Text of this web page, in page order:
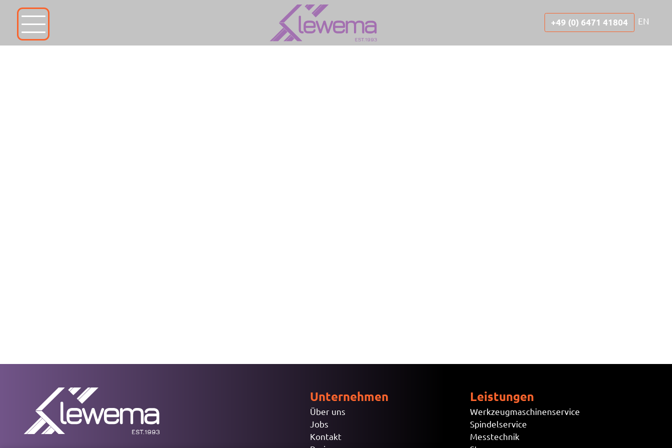
+49 (0) 6471 41804 EN
Unternehmen
Über uns
Jobs
Kontakt
Leistungen
Werkzeugmaschinenservice
Spindelservice
Messtechnik